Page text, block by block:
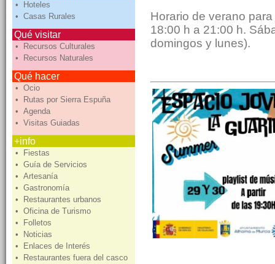
• Hoteles
• Casas Rurales
Qué visitar
• Recursos Culturales
• Recursos Naturales
Qué hacer
• Ocio
• Rutas por Sierra Espuña
• Agenda
• Visitas Guiadas
+info
• Fiestas
• Guía de Servicios
• Artesanía
• Gastronomía
• Restaurantes urbanos
• Oficina de Turismo
• Folletos
• Noticias
• Enlaces de Interés
• Restaurantes fuera del casco
Horario de verano
18:00 h a 21:00 h.
domingos y lunes).